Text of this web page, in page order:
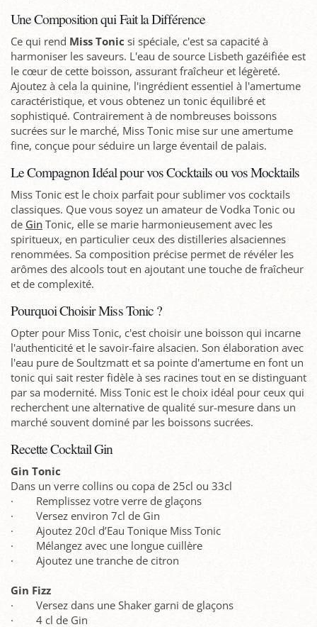
Une Composition qui Fait la Différence
Ce qui rend Miss Tonic si spéciale, c'est sa capacité à
harmoniser les saveurs. L'eau de source Lisbeth gazéifiée est
le cœur de cette boisson, assurant fraîcheur et légèreté.
Ajoutez à cela la quinine, l'ingrédient essentiel à l'amertume
caractéristique, et vous obtenez un tonic équilibré et
sophistiqué. Contrairement à de nombreuses boissons
sucrées sur le marché, Miss Tonic mise sur une amertume
fine, conçue pour séduire un large éventail de palais.
Le Compagnon Idéal pour vos Cocktails ou vos Mocktails
Miss Tonic est le choix parfait pour sublimer vos cocktails
classiques. Que vous soyez un amateur de Vodka Tonic ou
de Gin Tonic, elle se marie harmonieusement avec les
spiritueux, en particulier ceux des distilleries alsaciennes
renommées. Sa composition précise permet de révéler les
arômes des alcools tout en ajoutant une touche de fraîcheur
et de complexité.
Pourquoi Choisir Miss Tonic ?
Opter pour Miss Tonic, c'est choisir une boisson qui incarne
l'authenticité et le savoir-faire alsacien. Son élaboration avec
l'eau pure de Soultzmatt et sa pointe d'amertume en font un
tonic qui sait rester fidèle à ses racines tout en se distinguant
par sa modernité. Miss Tonic est le choix idéal pour ceux qui
recherchent une alternative de qualité sur-mesure dans un
marché souvent dominé par les boissons sucrées.
Recette Cocktail Gin
Gin Tonic
Dans un verre collins ou copa de 25cl ou 33cl
· Remplissez votre verre de glaçons
· Versez environ 7cl de Gin
· Ajoutez 20cl d’Eau Tonique Miss Tonic
· Mélangez avec une longue cuillère
· Ajoutez une tranche de citron
Gin Fizz
· Versez dans une Shaker garni de glaçons
· 4 cl de Gin